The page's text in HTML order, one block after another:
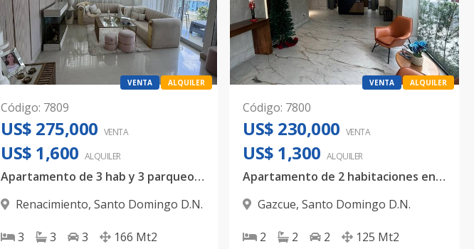
VENTA ALQUILER
Código: 7809
US$ 275,000 VENTA
US$ 1,600 ALQUILER
Apartamento de 3 hab y 3 parqueos en Renacimiento
Renacimiento, Santo Domingo D.N.
3 3 3 166 Mt2
VENTA ALQUILER
Código: 7800
US$ 230,000 VENTA
US$ 1,300 ALQUILER
Apartamento de 2 habitaciones en Gazcue con Picuzzi y Gimnacio| 125 mt2
Gazcue, Santo Domingo D.N.
2 2 2 125 Mt2